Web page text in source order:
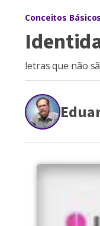
Conceitos Básicos
letras que não